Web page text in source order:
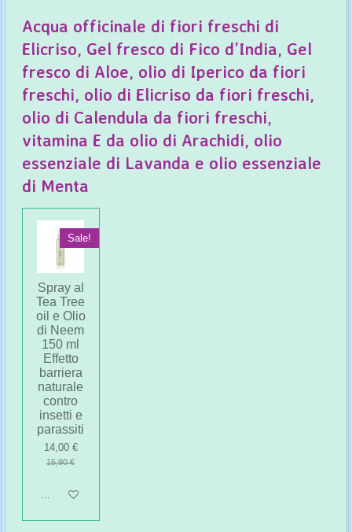
Acqua officinale di fiori freschi di
Elicriso, Gel fresco di Fico d’India, Gel
fresco di Aloe, olio di Iperico da fiori
freschi, olio di Elicriso da fiori freschi,
olio di Calendula da fiori freschi,
vitamina E da olio di Arachidi, olio
essenziale di Lavanda e olio essenziale
di Menta
Sale!
Spray al
Tea Tree
oil e Olio
di Neem
150 ml
Effetto
barriera
naturale
contro
insetti e
parassiti
14,00 €
15,90 €
Aggiungi al carrello